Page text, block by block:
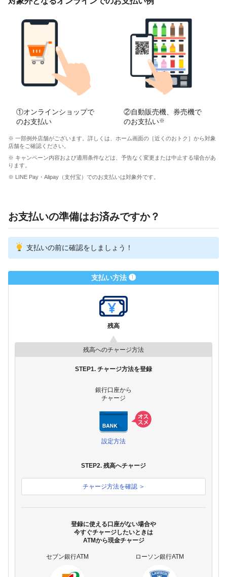
①オンラインショップで
のお支払い
②自動販売機、券売機で
のお支払い※
※ 一部例外店舗がございます。詳しくは、ホーム画面の［近くのおトク］から対象
店舗をご確認ください。
※ キャンペーン内容および適用条件などは、予告なく変更または中止する場合があ
ります。
※ LINE Pay・Alipay（支付宝）でのお支払いは対象外です。
お支払いの準備はお済みですか？
支払いの前に確認をしましょう！
支払い方法 ❶
残高
残高へのチャージ方法
STEP1. チャージ方法を登録
銀行口座から
チャージ
設定方法
STEP2. 残高へチャージ
チャージ方法を確認 ＞
登録に使える口座がない場合や
今すぐチャージしたいときは
ATMから現金チャージ
セブン銀行ATM ローソン銀行ATM